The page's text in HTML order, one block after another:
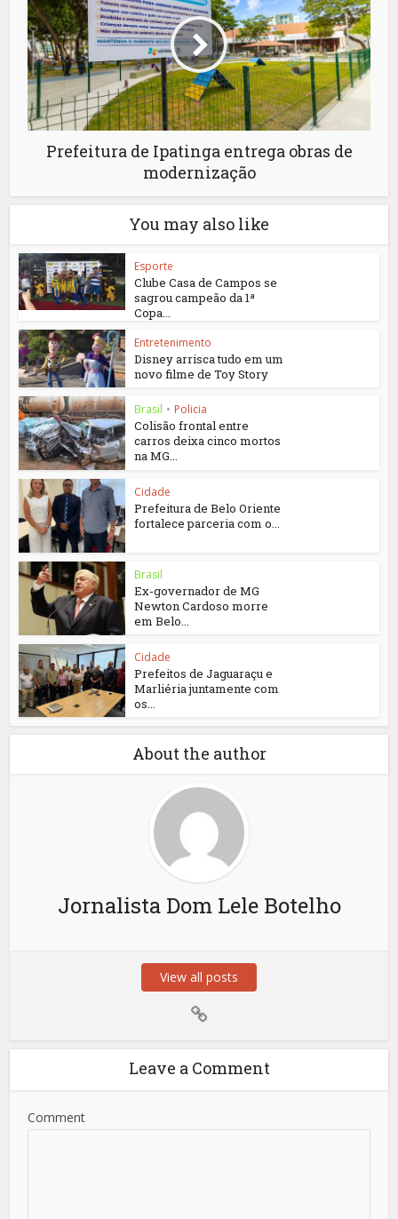
Prefeitura de Ipatinga entrega obras de
modernização
You may also like
Esporte
Clube Casa de Campos se
sagrou campeão da 1ª
Copa...
Entretenimento
Disney arrisca tudo em um
novo filme de Toy Story
Brasil • Policia
Colisão frontal entre
carros deixa cinco mortos
na MG...
Cidade
Prefeitura de Belo Oriente
fortalece parceria com o...
Brasil
Ex-governador de MG
Newton Cardoso morre
em Belo...
Cidade
Prefeitos de Jaguaraçu e
Marliéria juntamente com
os...
About the author
Jornalista Dom Lele Botelho
View all posts
Leave a Comment
Comment